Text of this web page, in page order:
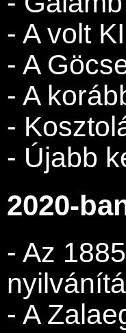
- A volt
- A
- A
-
- Újabb
2020-
- Az
- A